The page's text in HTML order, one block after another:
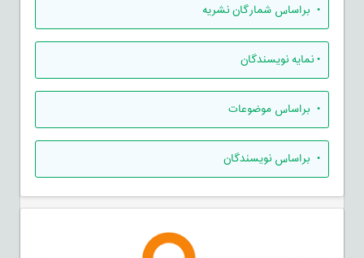
• براساس شمارگان نشریه
•نمایه نویسندگان
• براساس موضوعات
• براساس نویسندگان